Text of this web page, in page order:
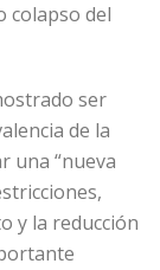
colapso del
ser
de la
una “nueva
y la reducción